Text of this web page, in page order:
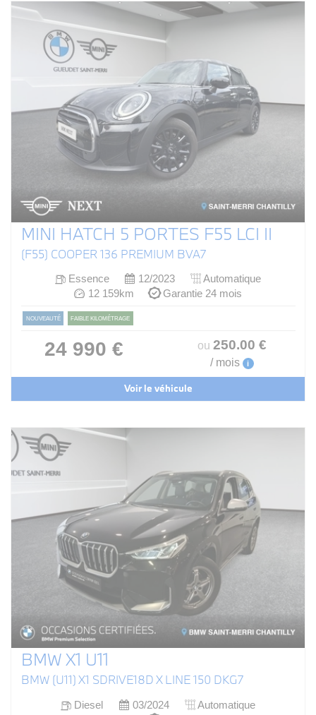
MINI HATCH 5 PORTES F55 LCI II
(F55) COOPER 136 PREMIUM BVA7
Essence 12/2023
Automatique
12 159km
Garantie 24 mois
NOUVEAUTÉ FAIBLE KILOMÉTRAGE
24 990 € ou 250.00 €
/ mois i
Voir le véhicule
BMW X1 U11
BMW (U11) X1 SDRIVE18D X LINE 150 DKG7
Diesel 03/2024
Automatique